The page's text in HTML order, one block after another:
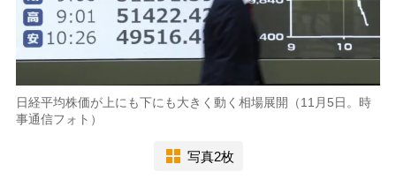
日経平均株価が上にも下にも大きく動く相場展開（11月5日。時
事通信フォト）
写真2枚